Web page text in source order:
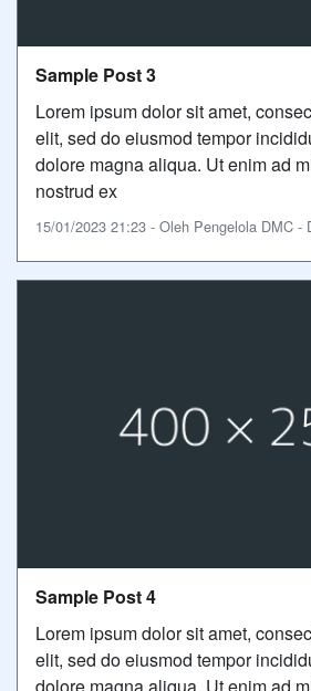
Sample Post 3
Lorem ipsum dolor sit amet,
elit, sed do eiusmod tempor
dolore magna aliqua. Ut enim ad
nostrud ex
15/01/2023 21:23 - Oleh Pengelola DMC -
Sample Post 4
Lorem ipsum dolor sit amet,
elit, sed do eiusmod tempor